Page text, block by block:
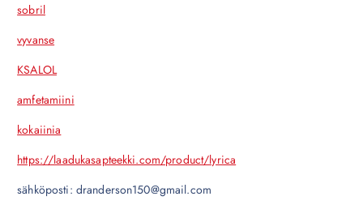
sobril
vyvanse
KSALOL
amfetamiini
kokaiinia
https://laadukasapteekki.com/product/lyrica
sähköposti: dranderson150@gmail.com